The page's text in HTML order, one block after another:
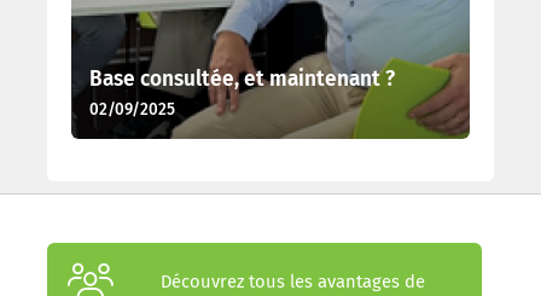
Base consultée, et maintenant ?
02/09/2025
Découvrez tous les avantages de